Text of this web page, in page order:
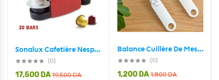
Sonalux Cafetière Nespresso 20 bars 1400 w
(0)
19,500DA
17,500 DA
Balance Cuillère De Mesure Cuisine Électronique 500G/0.1G
(0)
1,800DA
1,200 DA